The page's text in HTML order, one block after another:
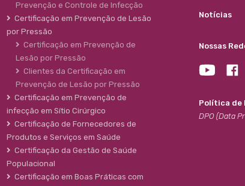
Prevenção e Controle de Infecção
Certificação em Prevenção de Lesão
por Pressão
Certificação em Prevenção de
Lesão por Pressão
Clientes da Certificação em
Prevenção de Lesão por Pressão
Certificação em Prevenção de
infecção em Sítio Cirúrgico
Certificação de Fornecedores de
Produtos e Serviços em Saúde
Certificação da Gestão de Saúde
Populacional
Certificação em Boas Práticas com
Notícias
Nossas
Política de
DPO (Data